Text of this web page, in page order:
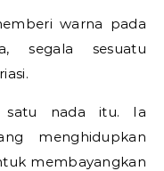
warna pada
segala sesuatu
satu nada itu. Ia
menghidupkan
membayangkan